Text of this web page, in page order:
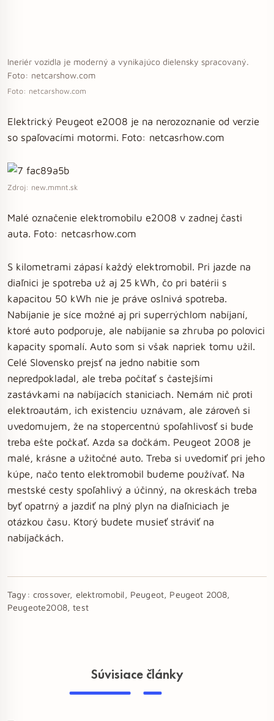
Ineriér vozidla je moderný a vynikajúco dielensky spracovaný.
Foto: netcarshow.com
Foto: netcarshow.com
Elektrický Peugeot e2008 je na nerozoznanie od verzie
so spaľovacími motormi. Foto: netcasrhow.com
Zdroj: new.mmnt.sk
Malé označenie elektromobilu e2008 v zadnej časti
auta. Foto: netcasrhow.com
S kilometrami zápasí každý elektromobil. Pri jazde na
diaľnici je spotreba už aj 25 kWh, čo pri batérii s
kapacitou 50 kWh nie je práve oslnivá spotreba.
Nabíjanie je síce možné aj pri superrýchlom nabíjaní,
ktoré auto podporuje, ale nabíjanie sa zhruba po polovici
kapacity spomalí. Auto som si však napriek tomu užil.
Celé Slovensko prejsť na jedno nabitie som
nepredpokladal, ale treba počítať s častejšími
zastávkami na nabíjacích staniciach. Nemám nič proti
elektroautám, ich existenciu uznávam, ale zároveň si
uvedomujem, že na stopercentnú spoľahlivosť si bude
treba ešte počkať. Azda sa dočkám. Peugeot 2008 je
malé, krásne a užitočné auto. Treba si uvedomiť pri jeho
kúpe, načo tento elektromobil budeme používať. Na
mestské cesty spoľahlivý a účinný, na okreskách treba
byť opatrný a jazdiť na plný plyn na diaľniciach je
otázkou času. Ktorý budete musieť stráviť na
nabíjačkách.
Tagy: crossover, elektromobil, Peugeot, Peugeot 2008,
Peugeote2008, test
Súvisiace články